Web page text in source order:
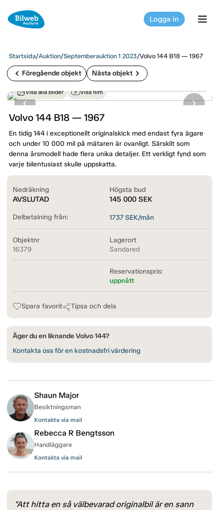
Logga in
Startsida/Auktion/Septemberauktion 1 2023/Volvo 144 B18 — 1967
chevron_left Föregående objekt Nästa objekt chevron_right
Visa alla bilder Visa film
Volvo 144 B18 — 1967
En tidig 144 i exceptionellt originalskick med endast fyra ägare
och under 10 000 mil på mätaren är ovanligt. Särskilt som
denna årsmodell hade flera unika detaljer. Ett verkligt fynd som
varje bilentusiast skulle uppskatta.
Nedräkning
AVSLUTAD
Högsta bud
145 000 SEK
Delbetalning från: 1737SEK/mån
Objektnr
16379
Lagerort
Sandared
Reservationspris:
uppnått
Spara favorit Tipsa och dela
Äger du en liknande Volvo 144?
Kontakta oss för en kostnadsfri värdering
Shaun Major
Besiktningsman
Kontakta via mail
Rebecca R Bengtsson
Handläggare
Kontakta via mail
"Att hitta en så välbevarad originalbil är en sann